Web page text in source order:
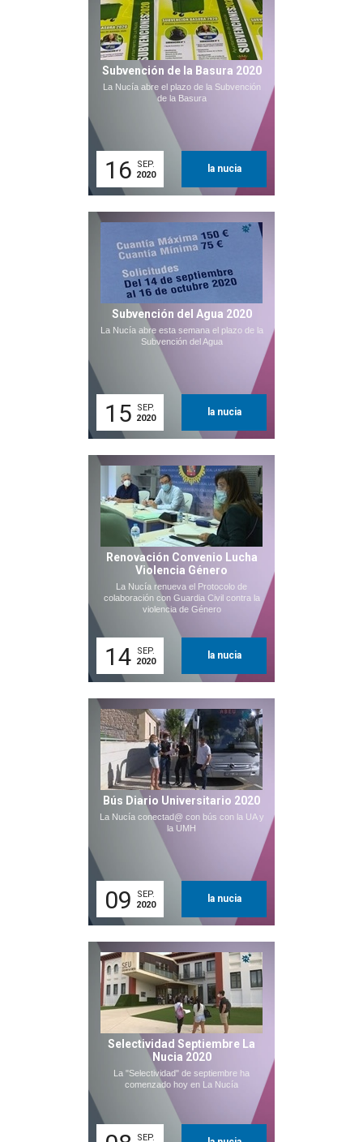
Subvención de la Basura 2020
La Nucía abre el plazo de la Subvención
de la Basura
16
SEP.
2020
la nucia
Subvención del Agua 2020
La Nucía abre esta semana el plazo de la
Subvención del Agua
15
SEP.
2020
la nucia
Renovación Convenio Lucha
Violencia Género
La Nucía renueva el Protocolo de
colaboración con Guardia Civil contra la
violencia de Género
14
SEP.
2020
la nucia
Bús Diario Universitario 2020
La Nucía conectad@ con bús con la UA y
la UMH
09
SEP.
2020
la nucia
Selectividad Septiembre La
Nucia 2020
La "Selectividad" de septiembre ha
comenzado hoy en La Nucía
SEP.